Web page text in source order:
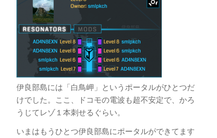
伊良部島には「白鳥岬」というポータルがひとつだ
けでした。ここ、ドコモの電波も超不安定で、かろ
うじてレゾ１本刺せるぐらい。
いまはもうひとつ伊良部島にポータルができてます